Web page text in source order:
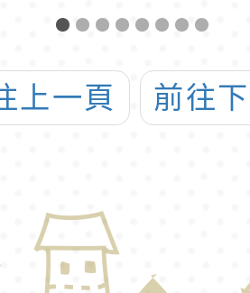
學生助
取名單
上一頁 前往